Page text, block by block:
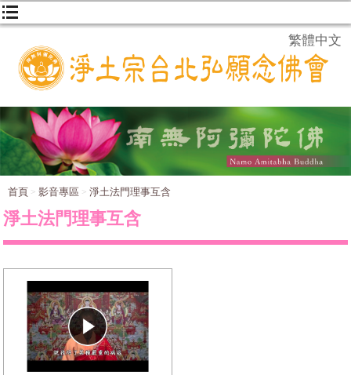
繁體中文
首頁 影音專區 淨土法門理事互含
淨土法門理事互含